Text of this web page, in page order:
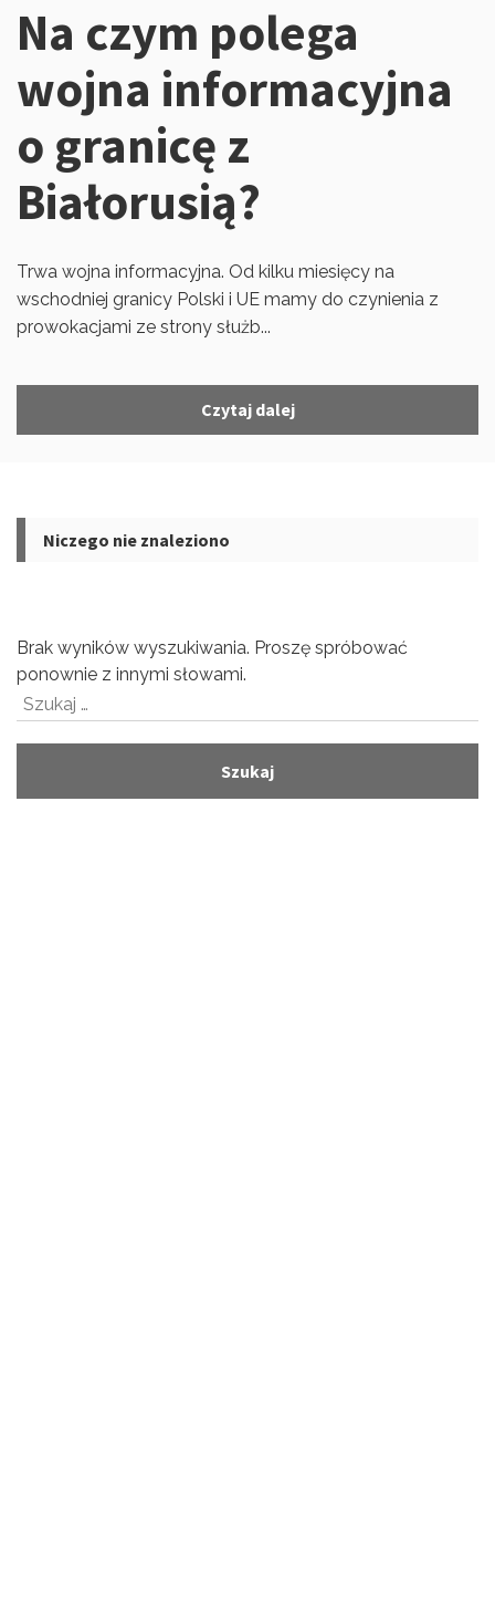
Na czym polega
wojna informacyjna
o granicę z
Białorusią?
Trwa wojna informacyjna. Od kilku miesięcy na
wschodniej granicy Polski i UE mamy do czynienia z
prowokacjami ze strony służb...
Czytaj dalej
Niczego nie znaleziono
Brak wyników wyszukiwania. Proszę spróbować
ponownie z innymi słowami.
Szukaj: